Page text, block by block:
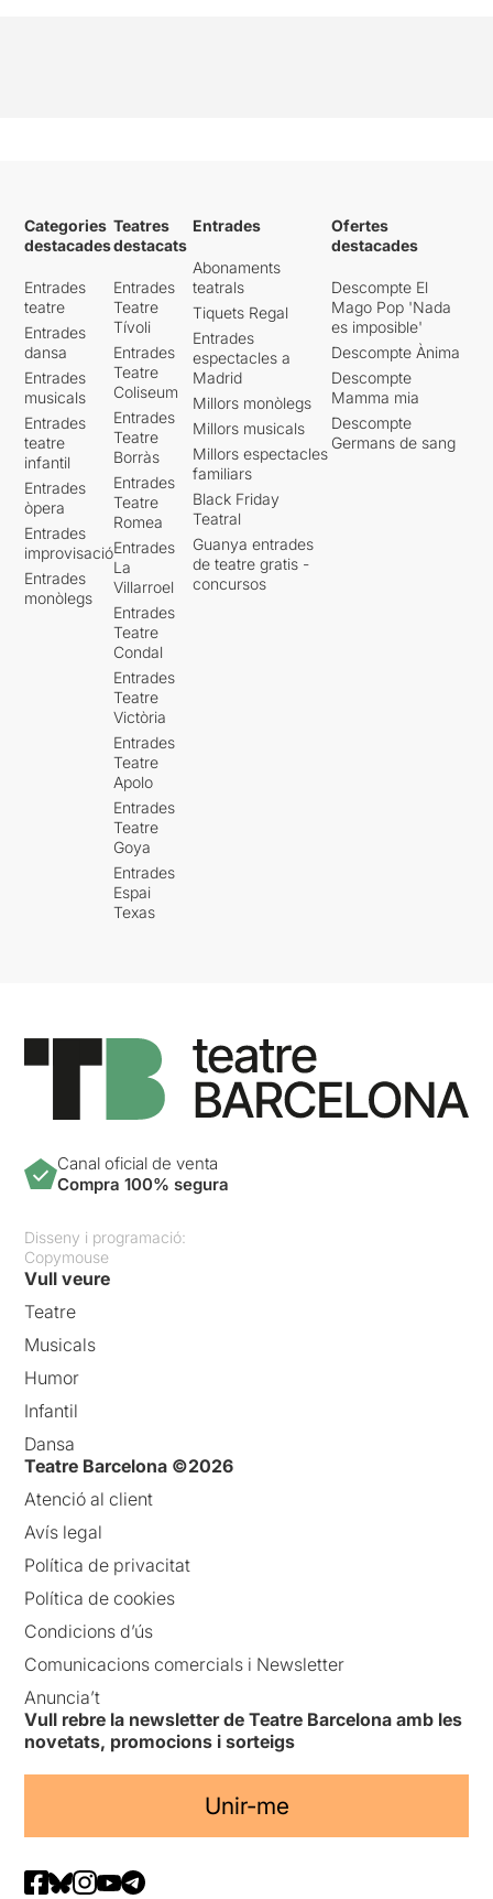
Categories
destacades
Entrades
teatre
Entrades
dansa
Entrades
musicals
Entrades
teatre
infantil
Entrades
òpera
Entrades
improvisació
Entrades
monòlegs
Teatres
destacats
Entrades
Teatre
Tívoli
Entrades
Teatre
Coliseum
Entrades
Teatre
Borràs
Entrades
Teatre
Romea
Entrades
La
Villarroel
Entrades
Teatre
Condal
Entrades
Teatre
Victòria
Entrades
Teatre
Apolo
Entrades
Teatre
Goya
Entrades
Espai
Texas
Entrades
Abonaments
teatrals
Tiquets Regal
Entrades
espectacles a
Madrid
Millors monòlegs
Millors musicals
Millors espectacles
familiars
Black Friday
Teatral
Guanya entrades
de teatre gratis -
concursos
Ofertes
destacades
Descompte El
Mago Pop 'Nada
es imposible'
Descompte Ànima
Descompte
Mamma mia
Descompte
Germans de sang
Canal oficial de venta
Compra 100% segura
Disseny i programació:
Copymouse
Vull veure
Teatre
Musicals
Humor
Infantil
Dansa
Teatre Barcelona ©2026
Atenció al client
Avís legal
Política de privacitat
Política de cookies
Condicions d’ús
Comunicacions comercials i Newsletter
Anuncia’t
Vull rebre la newsletter de Teatre Barcelona amb les
novetats, promocions i sorteigs
Unir-me